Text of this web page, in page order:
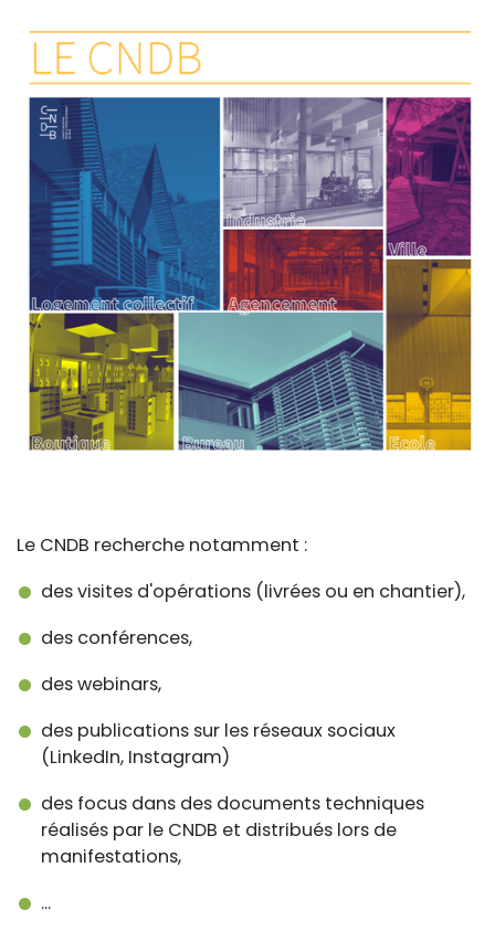
Le CNDB recherche notamment :
des visites d'opérations (livrées ou en chantier),
des conférences,
des webinars,
des publications sur les réseaux sociaux
(LinkedIn, Instagram)
des focus dans des documents techniques
réalisés par le CNDB et distribués lors de
manifestations,
...